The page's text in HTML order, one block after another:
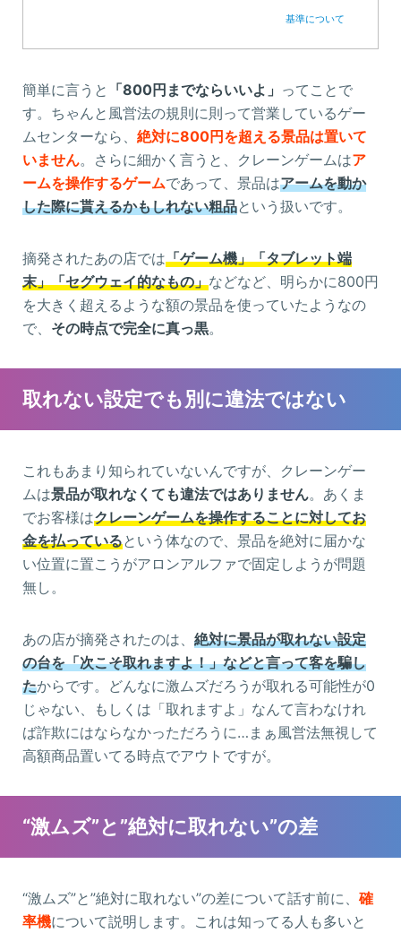
基準について
簡単に言うと 「800円までならいいよ」 ってことで
す。ちゃんと風営法の規則に則って営業しているゲー
ムセンターなら、 絶対に800円を超える景品は置いて
いません。さらに細かく言うと、クレーンゲームはア
ームを操作するゲームであって、景品はアームを動か
した際に貰えるかもしれない粗品という扱いです。
摘発されたあの店では「ゲーム機」「タブレット端
末」「セグウェイ的なもの」などなど、明らかに800円
を大きく超えるような額の景品を使っていたようなの
で、 その時点で完全に真っ黒。
取れない設定でも別に違法ではない
これもあまり知られていないんですが、クレーンゲー
ムは景品が取れなくても違法ではありません。あくま
でお客様はクレーンゲームを操作することに対してお
金を払っているという体なので、景品を絶対に届かな
い位置に置こうがアロンアルファで固定しようが問題
無し。
あの店が摘発されたのは、 絶対に景品が取れない設定
の台を「次こそ取れますよ！」などと言って客を騙し
たからです。どんなに激ムズだろうが取れる可能性が0
じゃない、もしくは「取れますよ」なんて言わなけれ
ば詐欺にはならなかっただろうに…まぁ風営法無視して
高額商品置いてる時点でアウトですが。
“激ムズ”と”絶対に取れない”の差
“激ムズ”と”絶対に取れない”の差について話す前に、 確
率機について説明します。これは知ってる人も多いと